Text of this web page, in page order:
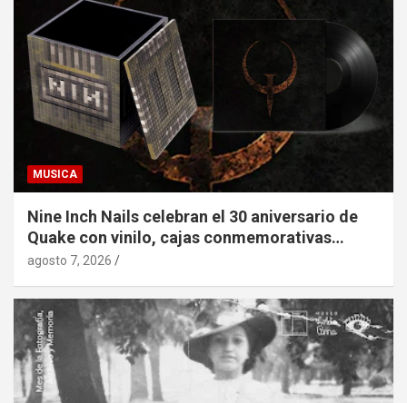
MUSICA
Nine Inch Nails celebran el 30 aniversario de
Quake con vinilo, cajas conmemorativas…
agosto 7, 2026